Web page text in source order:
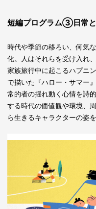
短編プログラム③日常
時代や季節の移ろい、何気
化。人はそれらを受け入れ
家族旅行中に起こるハプニ
で描いた『ハロー・サマー
常的者の揺れ動く心情を詩
する時代の価値観や環境、
ら生きるキャラクターの姿